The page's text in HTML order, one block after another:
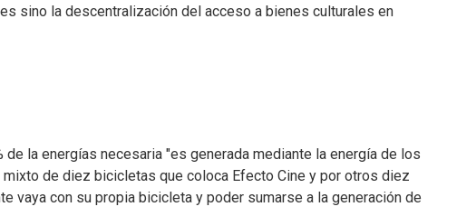
sino la descentralización del acceso a bienes culturales en
la energías necesaria "es generada mediante la energía de los
de diez bicicletas que coloca Efecto Cine y por otros diez
vaya con su propia bicicleta y poder sumarse a la generación de